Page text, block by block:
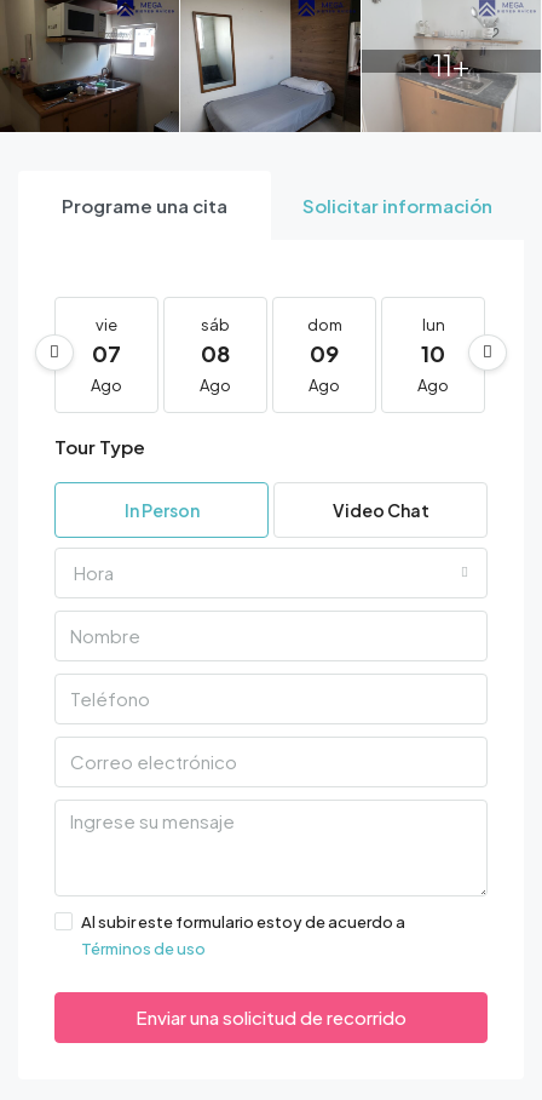
11+
Programe una cita Solicitar información
vie
07
Ago
sáb
08
Ago
dom
09
Ago
lun
10
Ago
Tour Type
In Person Video Chat
Hora
Al subir este formulario estoy de acuerdo a
Términos de uso
Enviar una solicitud de recorrido